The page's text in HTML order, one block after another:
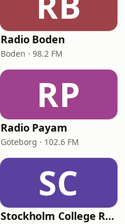
Radio Boden
Boden · 98.2 FM
RP
Radio Payam
Göteborg · 102.6 FM
SC
Stockholm College Radio